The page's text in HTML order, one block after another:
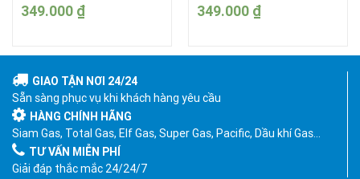
349.000 ₫ 349.000 ₫
GIAO TẬN NƠI 24/24
Sẵn sàng phục vụ khi khách hàng yêu cầu
HÀNG CHÍNH HÃNG
Siam Gas, Total Gas, Elf Gas, Super Gas, Pacific, Dầu khí Gas…
TƯ VẤN MIỄN PHÍ
Giải đáp thắc mắc 24/24/7